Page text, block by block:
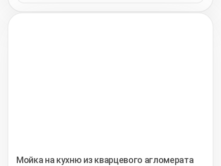
Мойка на кухню из кварцевого агломерата